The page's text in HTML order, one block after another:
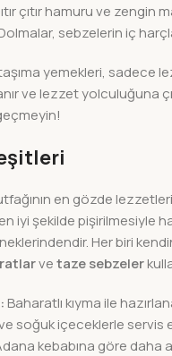
çıtır hamuru ve zengin
sebzelerin iç
yemekleri, sadece
ve lezzet yolculuğuna
en gözde
iyi şekilde pişirilmesiyle
Her biri
vetaze sebzeler
Baharatlı kıyma ile
soğuk içeceklerle servis
kebabına göre daha